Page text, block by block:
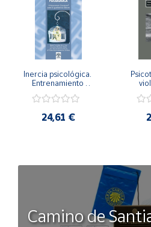
Inercia psicológica.
Entrenamiento
Igualdad de Género.
24,61 €
Camino de